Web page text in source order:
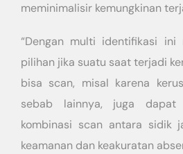
meminimalisir kemungkinan
“Dengan multi identifikasi ini
pilihan jika suatu saat terjadi
bisa scan, misal karena
sebab lainnya, juga dapat
kombinasi scan antara sidik
keamanan dan keakuratan